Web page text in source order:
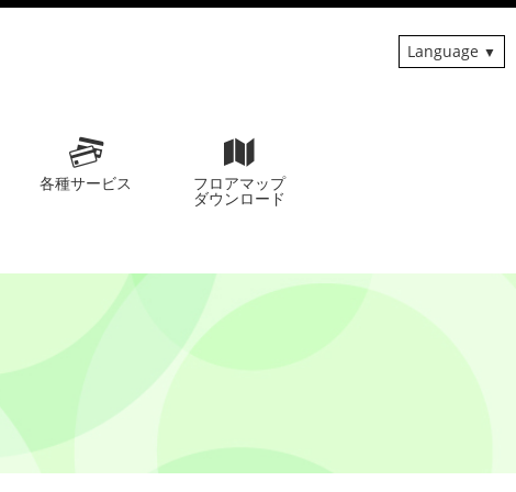
各種サービス フロアマップ
ダウンロード
Language